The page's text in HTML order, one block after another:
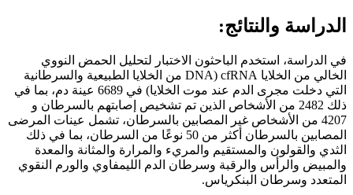
الدراسة والنتائج:
في الدراسة، استخدم الباحثون الاختبار لتحليل الحمض النووي
الخالي من الخلايا cfRNA (DNA من الخلايا الطبيعية والسرطانية
التي دخلت مجرى الدم عند موت الخلايا) في 6689 عينة دم، بما في
ذلك 2482 من الأشخاص الذين تم تشخيص إصابتهم بالسرطان و
4207 من الأشخاص غير المصابين بالسرطان، تشمل عينات المرضى
المصابين بالسرطان أكثر من 50 نوعًا من السرطان، بما في ذلك
الثدي والقولون والمستقيم والمريء والمرارة والمثانة والمعدة
والمبيض والرأس والرقبة وسرطان الدم الليمفاوي والورم النقوي
المتعدد وسرطان البنكرياس.